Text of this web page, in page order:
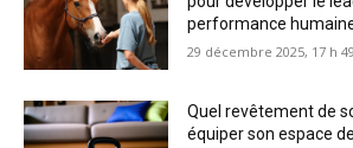
performance
29 décembre 2025, 17 h
Quel revêtement de
équiper son espace